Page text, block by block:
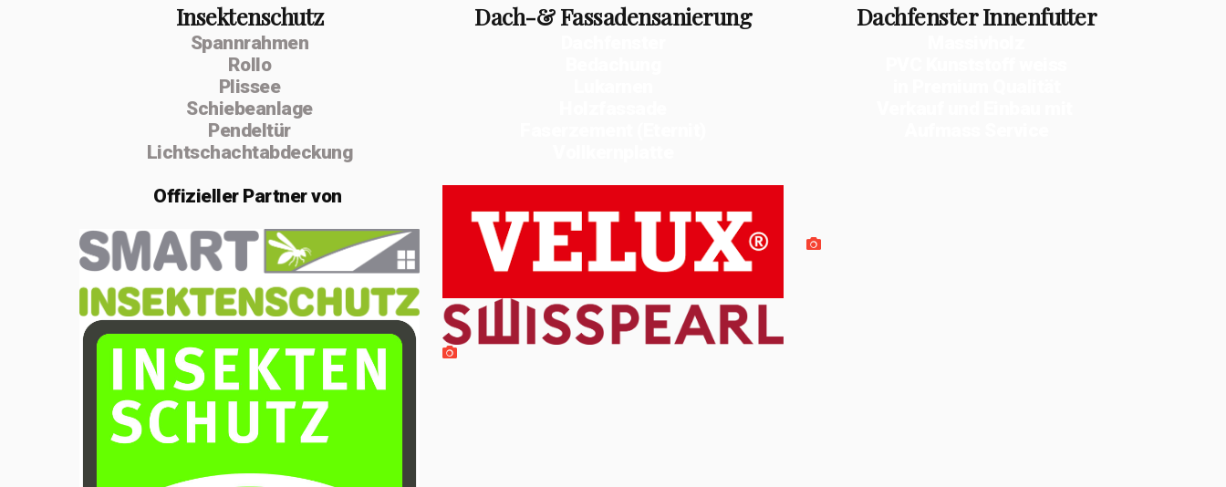
Insektenschutz
Spannrahmen
Rollo
Plissee
Schiebeanlage
Pendeltür
Lichtschachtabdeckung
OffiziellerPartner von
Dach-& Fassadensanierung Dachfenster Innenfutter
Im Februar 2020
gründete ich die
Einzelfirma